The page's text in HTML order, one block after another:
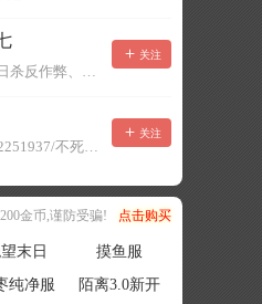
代表作：七日杀反作弊、七日杀云黑、七日杀BOT、七日杀云商城
关注
无限恐怖762251937/不死者末日1080207504
关注
金币,谨防受骗! 点击购买
末日
摸鱼服
纯净服
陌离3.0新开